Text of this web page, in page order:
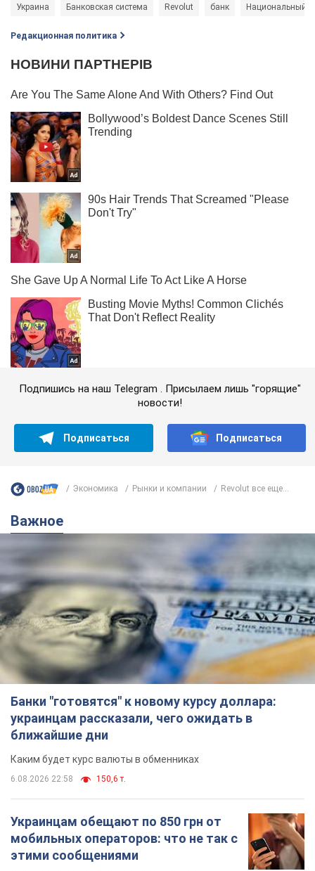
Украина Банковская система Revolut банк Национальный
Редакционная политика
Подпишись на наш Telegram . Присылаем лишь "горящие"
новости!
Подписаться Подписаться
Экономика Рынки и компании Revolut все еще...
Важное
Банки "готовятся" к новому курсу доллара:
украинцам рассказали, чего ожидать в
ближайшие дни
Каким будет курс валюты в обменниках
6.08.2026 22:58 150,6 т.
Украинцам обещают по 850 грн от
мобильных операторов: что не так с
этими сообщениями